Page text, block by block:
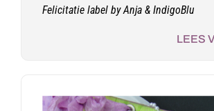
Felicitatie label by Anja & IndigoBlu
LEES